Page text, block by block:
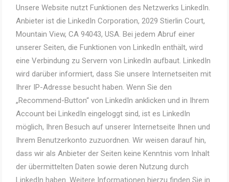
Unsere Website nutzt Funktionen des Netzwerks LinkedIn.
Anbieter ist die LinkedIn Corporation, 2029 Stierlin Court,
Mountain View, CA 94043, USA. Bei jedem Abruf einer
unserer Seiten, die Funktionen von LinkedIn enthält, wird
eine Verbindung zu Servern von LinkedIn aufbaut. LinkedIn
wird darüber informiert, dass Sie unsere Internetseiten mit
Ihrer IP-Adresse besucht haben. Wenn Sie den
„Recommend-Button“ von LinkedIn anklicken und in Ihrem
Account bei LinkedIn eingeloggt sind, ist es LinkedIn
möglich, Ihren Besuch auf unserer Internetseite Ihnen und
Ihrem Benutzerkonto zuzuordnen. Wir weisen darauf hin,
dass wir als Anbieter der Seiten keine Kenntnis vom Inhalt
der übermittelten Daten sowie deren Nutzung durch
LinkedIn haben. Weitere Informationen hierzu finden Sie in